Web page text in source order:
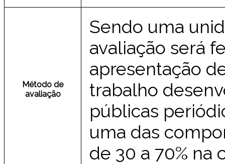
Método de
avaliação
Sendo uma
avaliação será
apresentação
trabalho
públicas
uma das
de 30 a 70% na